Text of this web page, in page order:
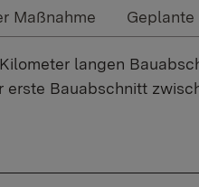
Maßnahme Geplante
langen
Bauabschnitt